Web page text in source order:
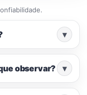
▾
observar? ▾